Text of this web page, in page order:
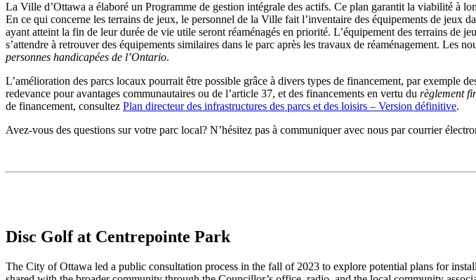
La Ville d’Ottawa a élaboré un Programme de gestion intégrale des actifs. Ce plan garantit la viabilité à
En ce qui concerne les terrains de jeux, le personnel de la Ville fait l’inventaire des équipements de jeux
ayant atteint la fin de leur durée de vie utile seront réaménagés en priorité. L’équipement des terrains de
s’attendre à retrouver des équipements similaires dans le parc après les travaux de réaménagement. Les
personnes handicapées de l’Ontario.
L’amélioration des parcs locaux pourrait être possible grâce à divers types de financement, par exemple
redevance pour avantages communautaires ou de l’article 37, et des financements en vertu du règlement
de financement, consultez Plan directeur des infrastructures des parcs et des loisirs – Version définitive.
Avez-vous des questions sur votre parc local? N’hésitez pas à communiquer avec nous par courrier
Disc Golf at Centrepointe Park
The City of Ottawa led a public consultation process in the fall of 2023 to explore potential plans for